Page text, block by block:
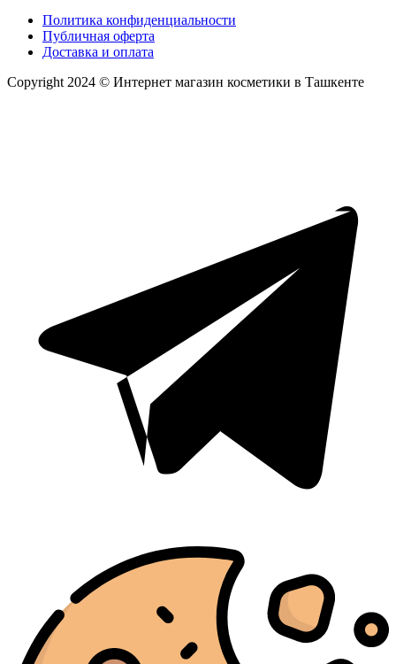
Политика конфиденциальности
Публичная оферта
Доставка и оплата
Copyright 2024 © Интернет магазин косметики в Ташкенте